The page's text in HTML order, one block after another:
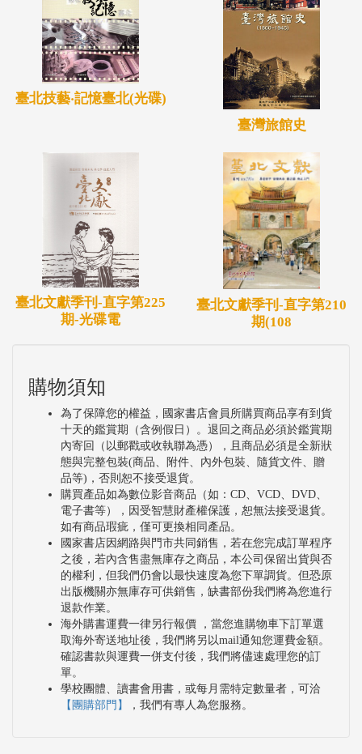
臺北技藝‧記憶臺北(光碟)
臺灣旅館史
臺北文獻季刊-直字第225
期-光碟電
臺北文獻季刊-直字第210
期(108
購物須知
為了保障您的權益，國家書店會員所購買商品享有到貨
十天的鑑賞期（含例假日）。退回之商品必須於鑑賞期
內寄回（以郵戳或收執聯為憑），且商品必須是全新狀
態與完整包裝(商品、附件、內外包裝、隨貨文件、贈
品等)，否則恕不接受退貨。
購買產品如為數位影音商品（如：CD、VCD、DVD、
電子書等），因受智慧財產權保護，恕無法接受退貨。
如有商品瑕疵，僅可更換相同產品。
國家書店因網路與門市共同銷售，若在您完成訂單程序
之後，若內含售盡無庫存之商品，本公司保留出貨與否
的權利，但我們仍會以最快速度為您下單調貨。但恐原
出版機關亦無庫存可供銷售，缺書部份我們將為您進行
退款作業。
海外購書運費一律另行報價 ，當您進購物車下訂單選
取海外寄送地址後，我們將另以mail通知您運費金額。
確認書款與運費一併支付後，我們將儘速處理您的訂
單。
學校團體、讀書會用書，或每月需特定數量者，可洽
【團購部門】
，我們有專人為您服務。